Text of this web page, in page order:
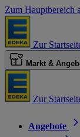
Zum Hauptbereich
Zur
Markt &
Zur
Angebote